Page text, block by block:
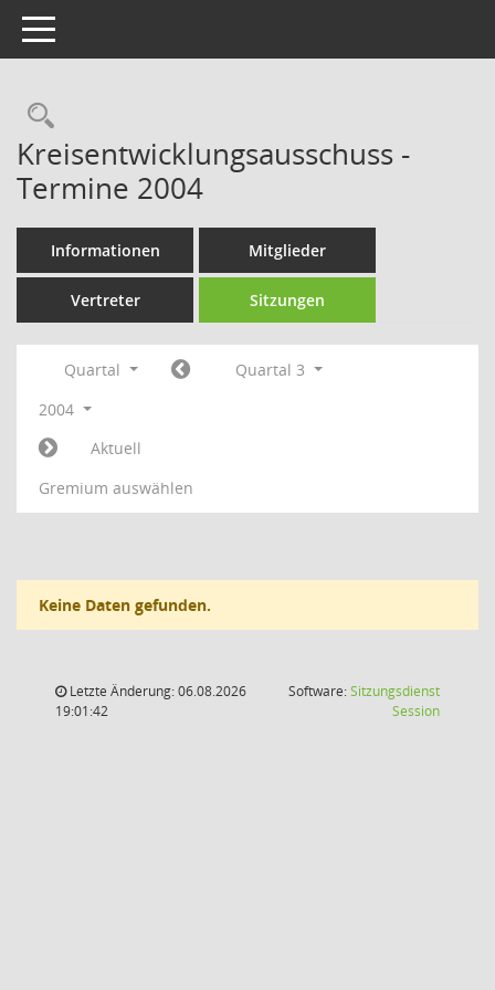
Toggle navigation
Rechercheauswahl
Kreisentwicklungsausschuss -
Termine 2004
Informationen Mitglieder
Vertreter Sitzungen
Quartal
Quartal 3
2004
Aktuell
Gremium auswählen
Keine Daten gefunden.
Letzte Änderung: 06.08.2026
19:01:42
Software:Sitzungsdienst
Session(Wird in